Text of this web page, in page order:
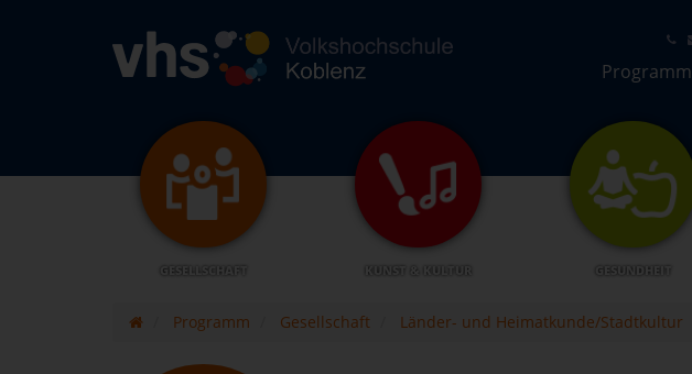
Programm
GESELLSCHAFT KUNST & KULTUR GESUNDHEIT
Programm Gesellschaft Länder- und Heimatkunde/Stadtkultur